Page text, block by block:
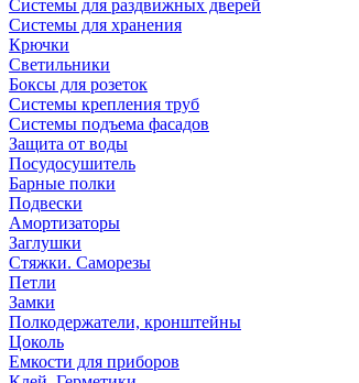
Системы для раздвижных дверей
Системы для хранения
Крючки
Светильники
Боксы для розеток
Системы крепления труб
Системы подъема фасадов
Защита от воды
Посудосушитель
Барные полки
Подвески
Амортизаторы
Заглушки
Стяжки. Саморезы
Петли
Замки
Полкодержатели, кронштейны
Цоколь
Емкости для приборов